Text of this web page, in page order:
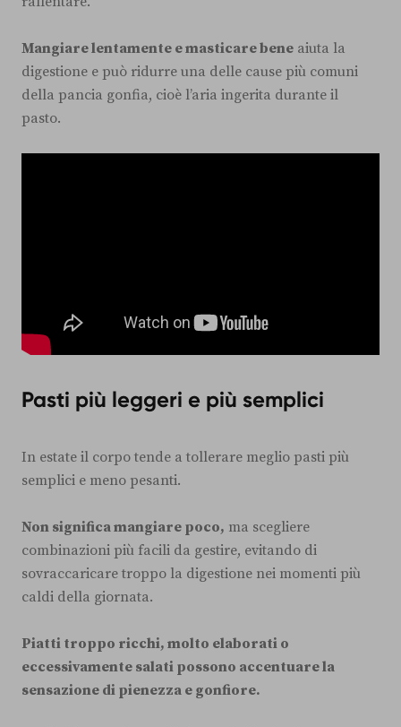
Mangiare lentamente e masticare bene aiuta la
digestione e può ridurre una delle cause più comuni
della pancia gonfia, cioè l’aria ingerita durante il
pasto.
Pasti più leggeri e più semplici
In estate il corpo tende a tollerare meglio pasti più
semplici e meno pesanti.
Non significa mangiare poco, ma scegliere
combinazioni più facili da gestire, evitando di
sovraccaricare troppo la digestione nei momenti più
caldi della giornata.
Piatti troppo ricchi, molto elaborati o
eccessivamente salati possono accentuare la
sensazione di pienezza e gonfiore.